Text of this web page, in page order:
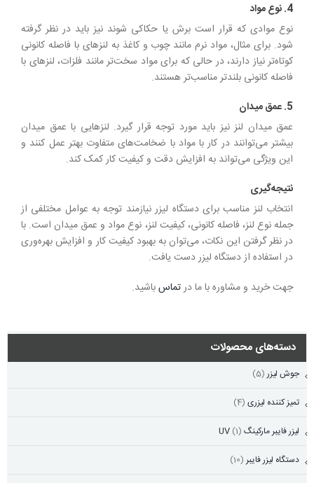
4. نوع مواد
نوع موادی که قرار است برش یا حکاکی شوند نیز باید در نظر گرفته
شود. برای مثال، مواد نرم مانند چوب و کاغذ به لنزهای با فاصله کانونی
کوتاه‌تر نیاز دارند، در حالی که برای مواد سخت‌تر مانند فلزات، لنزهای با
فاصله کانونی بلندتر مناسب‌تر هستند.
5. عمق میدان
عمق میدان لنز نیز باید مورد توجه قرار گیرد. لنزهایی با عمق میدان
بیشتر می‌توانند در کار با مواد با ضخامت‌های متفاوت بهتر عمل کنند و
این ویژگی می‌تواند به افزایش دقت و کیفیت کار کمک کند.
نتیجه‌گیری
انتخاب لنز مناسب برای دستگاه لیزر نیازمند توجه به عوامل مختلفی از
جمله نوع لنز، فاصله کانونی، کیفیت لنز، نوع مواد و عمق میدان است. با
در نظر گرفتن این نکات، می‌توان به بهبود کیفیت کار و افزایش بهره‌وری
در استفاده از دستگاه لیزر دست یافت.
جهت خرید و مشاوره با ما درتماسباشید.
دسته‌های محصولات
جوش لیزر (5)
تمیز کننده لیزری (4)
لیزر فایبر مارکینگ UV (1)
دستگاه لیزر فایبر (10)